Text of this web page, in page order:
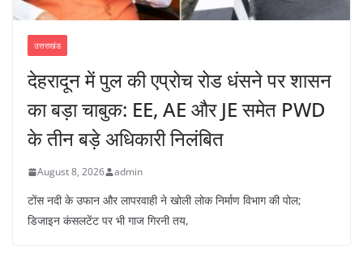
उत्तराखंड
देहरादून में पुल की एप्रोच रोड धंसने पर शासन
का बड़ा चाबुक: EE, AE और JE समेत PWD
के तीन बड़े अधिकारी निलंबित
August 8, 2026 admin
टोंस नदी के उफान और लापरवाही ने खोली लोक निर्माण विभाग की पोल;
डिजाइन कंसलटेंट पर भी गाज गिरनी तय,